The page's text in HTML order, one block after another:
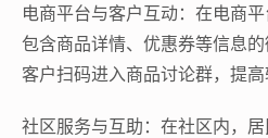
电商平台与客户互动：在电商
包含商品详情、优惠券等信息
客户扫码进入商品讨论群，提高
社区服务与互助：在社区内，